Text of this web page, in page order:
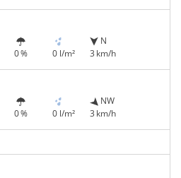
0 % 0 l/m²
N
3 km/h
0 % 0 l/m²
NW
3 km/h